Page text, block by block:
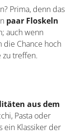
dem Zugoder
Prima, denn das
auch wenn
Chance hoch
zu treffen.